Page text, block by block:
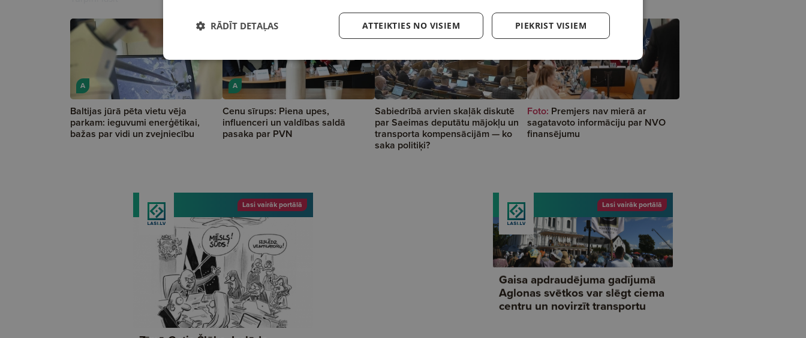
A
Baltijas jūrā pēta vietu vēja
parkam: ieguvumi enerģētikai,
bažas par vidi un zvejniecību
A
Cenu sīrups: Piena upes,
influenceri un valdības saldā
pasaka par PVN
Sabiedrībā arvien skaļāk diskutē
par Saeimas deputātu mājokļu un
transporta kompensācijām — ko
saka politiķi?
Foto: Premjers nav mierā ar
sagatavoto informāciju par NVO
finansējumu
PIEKRIST VISIEM
ATTEIKTIES NO VISIEM
RĀDĪT DETAĻAS